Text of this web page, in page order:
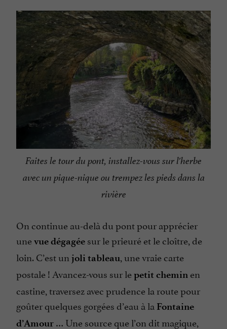
Faites le tour du pont, installez-vous sur l'herbe
avec un pique-nique ou trempez les pieds dans la
rivière
On continue au-delà du pont pour apprécier
unevue dégagée sur le prieuré et le cloître, de
loin. C’est un joli tableau, une vraie carte
postale ! Avancez-vous sur lepetit chemin en
castine, traversez avec prudence la route pour
goûter quelques gorgées d’eau à la Fontaine
d’Amour … Une source que l’on dit magique,